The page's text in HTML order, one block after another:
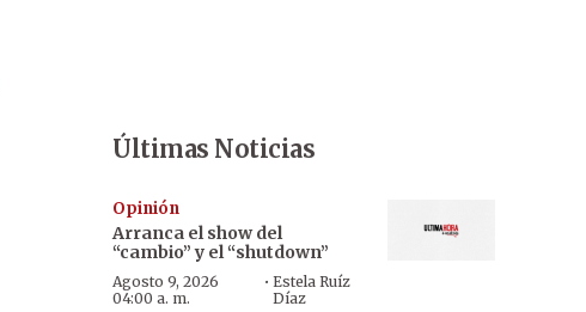
Últimas Noticias
Opinión
Arranca el show del
“cambio” y el “shutdown”
Agosto 9, 2026
04:00 a. m.
·Estela Ruíz
Díaz